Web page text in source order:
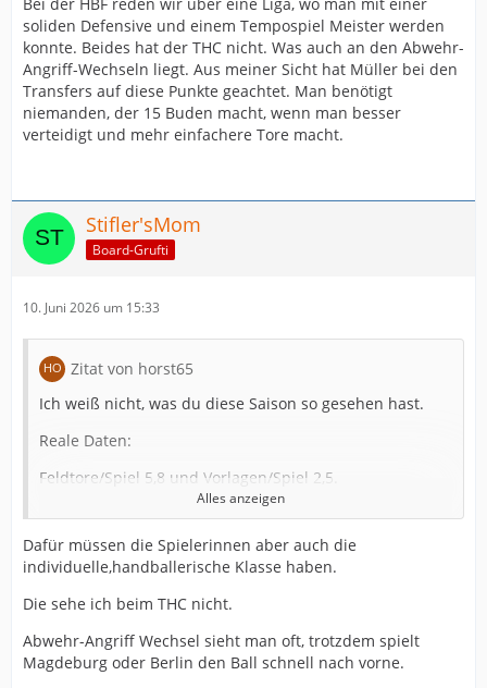
soliden Defensive und einem Tempospiel Meister werden
konnte. Beides hat der THC nicht. Was auch an den Abwehr-
Angriff-Wechseln liegt. Aus meiner Sicht hat Müller bei den
Transfers auf diese Punkte geachtet. Man benötigt
niemanden, der 15 Buden macht, wenn man besser
verteidigt und mehr einfachere Tore macht.
Stifler'sMom
Board-Grufti
10. Juni 2026 um 15:33
Zitat von horst65
Ich weiß nicht, was du diese Saison so gesehen hast.
Reale Daten:
Feldtore/Spiel 5,8 und Vorlagen/Spiel 2,5.
Vorlagen zeigt, dass sie lieber selbst was macht.
Feldtore sind für eine Zielspielerin normal. Im
Gegensatz zu bspw. Kühne spielt sie jeden Angriff und
kann sich in der Abwehr ausruhen. Und wie ich es
öfters schrieb: Was die ganzen Wechsel im Rückzug
Statistik.
Alles anzeigen
Dafür müssen die Spielerinnen aber auch die
individuelle,handballerische Klasse haben.
Die sehe ich beim THC nicht.
Abwehr-Angriff Wechsel sieht man oft, trotzdem spielt
Magdeburg oder Berlin den Ball schnell nach vorne.